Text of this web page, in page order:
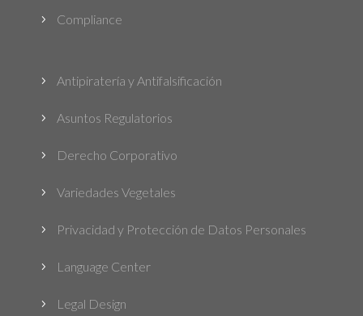
5 Compliance
5 Antipiratería y Antifalsificación
5 Asuntos Regulatorios
5 Derecho Corporativo
5 Variedades Vegetales
5 Privacidad y Protección de Datos Personales
5 Language Center
5 Legal Design